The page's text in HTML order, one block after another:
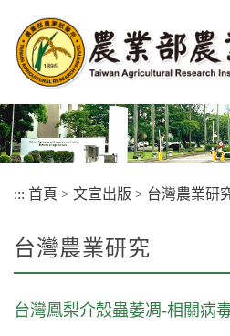
容
區
塊
::: 首頁 > 文宣出版 > 台灣農業研
台灣農業研究
台灣鳳梨介殼蟲萎凋-相關病